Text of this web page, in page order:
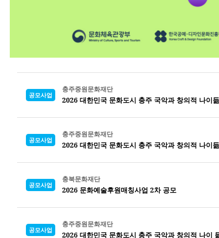
공모사업
충주중원문화재단
2026 대한민국 문화도시 충주 국악과 창의적 나이
공모사업
충주중원문화재단
2026 대한민국 문화도시 충주 국악과 창의적 나이
공모사업
충북문화재단
2026 문화예술후원매칭사업 2차 공모
공모사업
충주중원문화재단
2026 대한민국 문화도시 충주 국악과 창의적 나이